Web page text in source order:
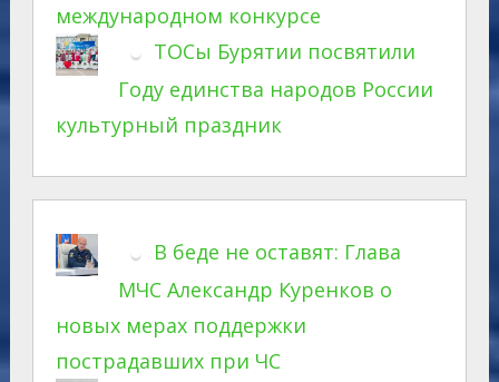
международном конкурсе
ТОСы Бурятии посвятили
Году единства народов России
культурный праздник
В беде не оставят: Глава
МЧС Александр Куренков о
новых мерах поддержки
пострадавших при ЧС